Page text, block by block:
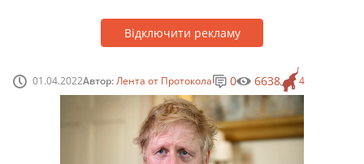
Відключити рекламу
01.04.2022Автор:Лента от Протокола 4
0 6638